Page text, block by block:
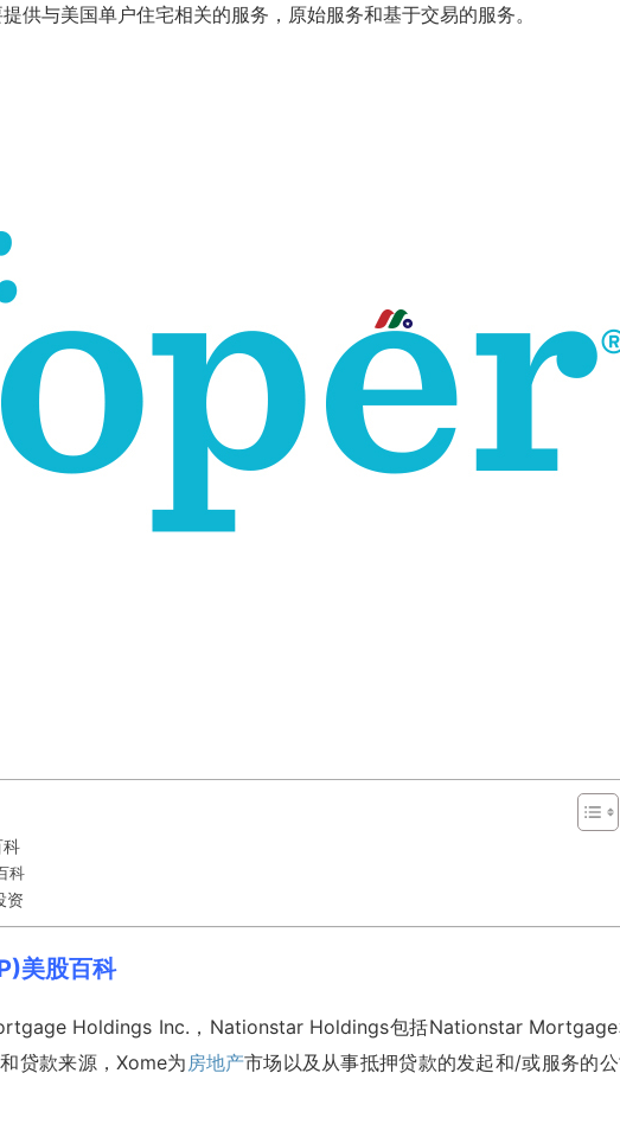
供与美国单户住宅相关的服务，原始服务和基于交易的服务。
科
资
美股百科
Holdings Inc.，Nationstar Holdings包括Nationstar
贷款来源，Xome为 房地产市场以及从事抵押贷款的发起和/或服务的